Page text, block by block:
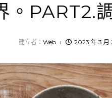
。PART2.
建立者： Web 2023 年 3 月